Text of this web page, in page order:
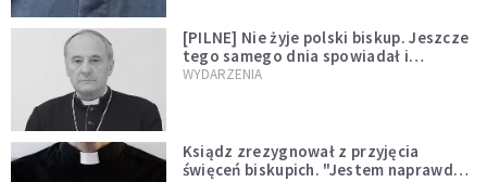
[PILNE] Nie żyje polski biskup. Jeszcze
tego samego dnia spowiadał i
sprawował Mszę świętą
WYDARZENIA
Ksiądz zrezygnował z przyjęcia
święceń biskupich. "Jestem naprawdę